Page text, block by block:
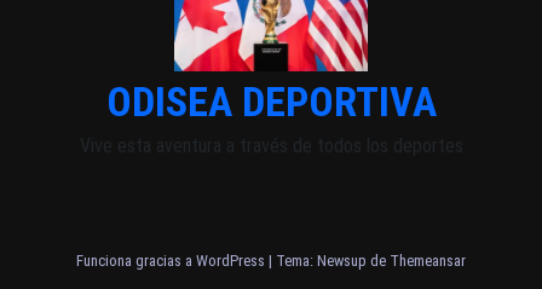
ODISEA DEPORTIVA
Vive esta aventura a través de todos los deportes
Funciona gracias a WordPress | Tema: Newsup de Themeansar